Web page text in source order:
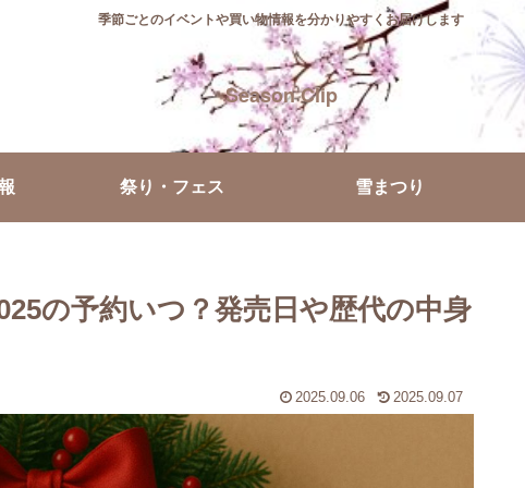
季節ごとのイベントや買い物情報を分かりやすくお届けします
Season Clip
祭り・フェス 雪まつり
の予約いつ？発売日や歴代の中身
2025.09.06 2025.09.07